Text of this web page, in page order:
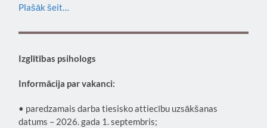
Plašāk šeit…
Izglītības psihologs
Informācija par vakanci:
• paredzamais darba tiesisko attiecību uzsākšanas
datums – 2026. gada 1. septembris;